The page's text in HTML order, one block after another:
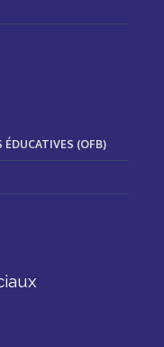
ÉDUCATIVES (OFB)